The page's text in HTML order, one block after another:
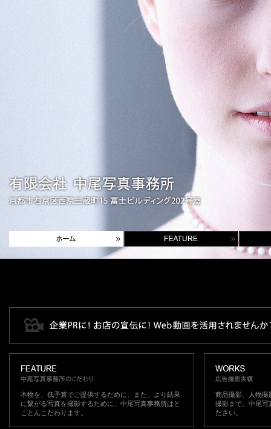
本物を、低予算でご提供するために、また、より結果
に繋がる写真を撮影するために、中尾写真事務所はと
ことんこだわります。
商品撮影、人物撮
撮影まで。中尾写
ださい。